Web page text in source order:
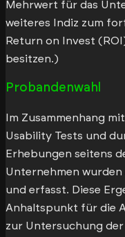
Mehrwert für das
weiteres Indiz zum
Return on Invest
besitzen.)
Probandenwahl
Im Zusammenhang
Usability Tests und
Erhebungen seitens
Unternehmen
und erfasst. Diese
Anhaltspunkt für die
zur Untersuchung